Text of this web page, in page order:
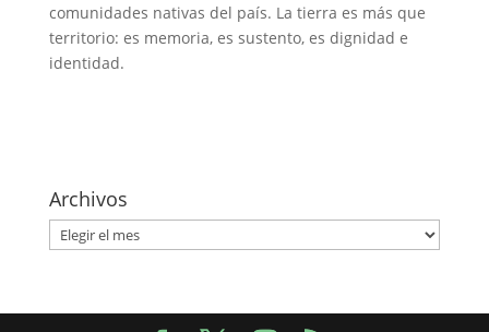
comunidades nativas del país. La tierra es más que
territorio: es memoria, es sustento, es dignidad e
identidad.
Archivos
Archivos